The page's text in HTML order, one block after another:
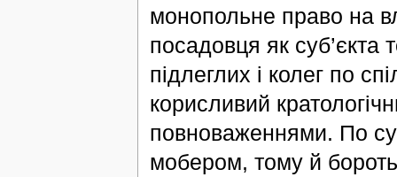
монопольне право на
посадовця як суб’єкта
підлеглих і колег по
корисливий
повноваженнями. По
мобером, тому й